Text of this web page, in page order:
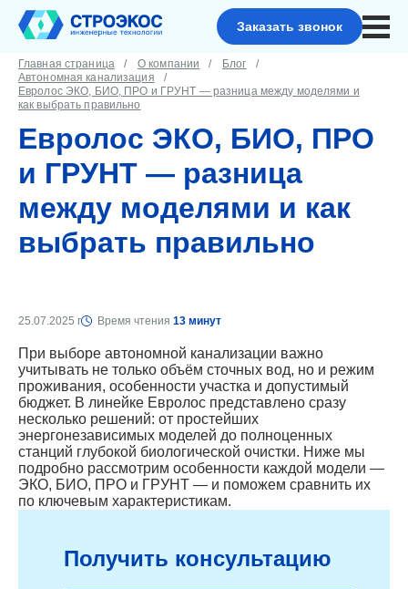
Заказать звонок
Главная страница О компании
Блог
Автономная канализация
Евролос ЭКО, БИО, ПРО и ГРУНТ — разница между моделями и
как выбрать правильно
Евролос ЭКО, БИО, ПРО
и ГРУНТ — разница
между моделями и как
выбрать правильно
25.07.2025 г Время чтения 13 минут
При выборе автономной канализации важно
учитывать не только объём сточных вод, но и режим
проживания, особенности участка и допустимый
бюджет. В линейке Евролос представлено сразу
несколько решений: от простейших
энергонезависимых моделей до полноценных
станций глубокой биологической очистки. Ниже мы
подробно рассмотрим особенности каждой модели —
ЭКО, БИО, ПРО и ГРУНТ — и поможем сравнить их
по ключевым характеристикам.
Получить консультацию